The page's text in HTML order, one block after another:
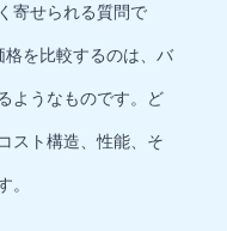
寄せられる質問で
を比較するのは、バ
ようなものです。ど
スト構造、性能、そ